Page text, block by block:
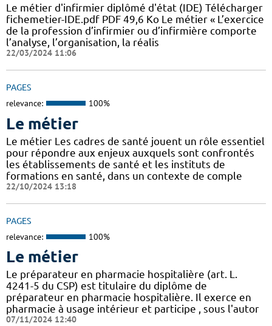
Le métier d'infirmier diplômé d'état (IDE) Télécharger
fichemetier-IDE.pdf PDF 49,6 Ko Le métier « L’exercice
de la profession d’infirmier ou d’infirmière comporte
l’analyse, l’organisation, la réalis
22/03/2024 11:06
PAGES
relevance: 100%
Le métier
Le métier Les cadres de santé jouent un rôle essentiel
pour répondre aux enjeux auxquels sont confrontés
les établissements de santé et les instituts de
formations en santé, dans un contexte de comple
22/10/2024 13:18
PAGES
relevance: 100%
Le métier
Le préparateur en pharmacie hospitalière (art. L.
4241-5 du CSP) est titulaire du diplôme de
préparateur en pharmacie hospitalière. Il exerce en
pharmacie à usage intérieur et participe , sous l'autor
07/11/2024 12:40